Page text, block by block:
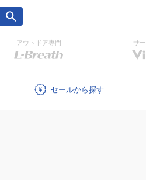
アウトドア専門 サ
セール